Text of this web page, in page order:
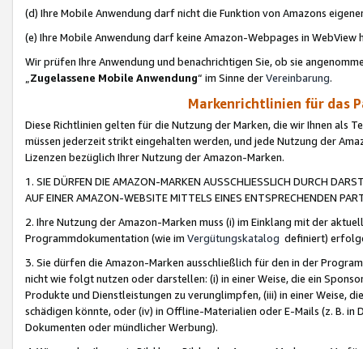
(d) Ihre Mobile Anwendung darf nicht die Funktion von Amazons
(e) Ihre Mobile Anwendung darf keine Amazon-Webpages in WebView
Wir prüfen Ihre Anwendung und benachrichtigen Sie, ob sie
„Zugelassene Mobile Anwendung“ im Sinne derVereinbarung.
Markenrichtlinien für das
Diese Richtlinien gelten für die Nutzung der Marken, die wir Ihnen als
müssen jederzeit strikt eingehalten werden, und jede Nutzung der
Lizenzen bezüglich Ihrer Nutzung der Amazon-Marken.
1. SIE DÜRFEN DIE AMAZON-MARKEN AUSSCHLIESSLICH DURCH
AUF EINER AMAZON-WEBSITE MITTELS EINES ENTSPRECHENDEN
2. Ihre Nutzung der Amazon-Marken muss (i) im Einklang mit der
Programmdokumentation (wie im Vergütungskatalog definiert)
3. Sie dürfen die Amazon-Marken ausschließlich für den in der
nicht wie folgt nutzen oder darstellen: (i) in einer Weise, die ein
Produkte und Dienstleistungen zu verunglimpfen, (iii) in einer Weise,
schädigen könnte, oder (iv) in Offline-Materialien oder E-Mails (z. B. in
Dokumenten oder mündlicher Werbung).